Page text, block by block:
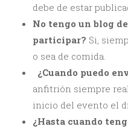
debe de estar
No tengo un blog
participar? Si,
o sea de comida.
¿Cuando puedo
anfitrión siempre
inicio del evento el
¿Hasta cuando